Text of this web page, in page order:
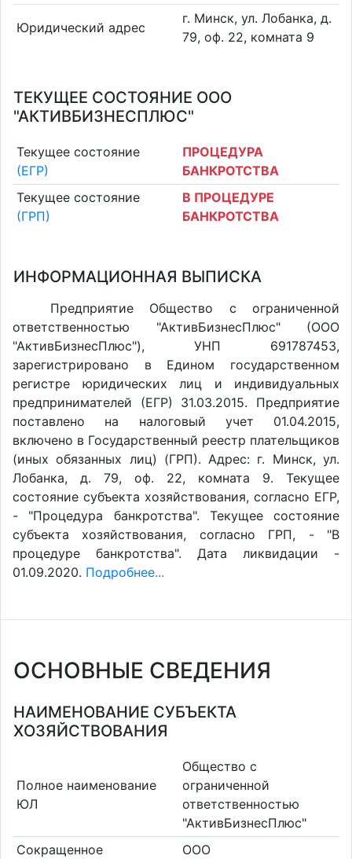
Юридический адрес
г. Минск, ул. Лобанка, д.
79, оф. 22, комната 9
ТЕКУЩЕЕ СОСТОЯНИЕ ООО
"АКТИВБИЗНЕСПЛЮС"
Текущее состояние
(ЕГР)
ПРОЦЕДУРА
БАНКРОТСТВА
Текущее состояние
(ГРП)
В ПРОЦЕДУРЕ
БАНКРОТСТВА
ИНФОРМАЦИОННАЯ ВЫПИСКА
Предприятие Общество с ограниченной
ответственностью "АктивБизнесПлюс" (ООО
"АктивБизнесПлюс"), УНП 691787453,
зарегистрировано в Едином государственном
регистре юридических лиц и индивидуальных
предпринимателей (ЕГР) 31.03.2015. Предприятие
поставлено на налоговый учет 01.04.2015,
включено в Государственный реестр плательщиков
(иных обязанных лиц) (ГРП). Адрес: г. Минск, ул.
Лобанка, д. 79, оф. 22, комната 9. Текущее
состояние субъекта хозяйствования, согласно ЕГР,
- "Процедура банкротства". Текущее состояние
субъекта хозяйствования, согласно ГРП, - "В
процедуре банкротства". Дата ликвидации -
01.09.2020. Подробнее...
ОСНОВНЫЕ СВЕДЕНИЯ
НАИМЕНОВАНИЕ СУБЪЕКТА
ХОЗЯЙСТВОВАНИЯ
Полное наименование
ЮЛ
Общество с
ограниченной
ответственностью
"АктивБизнесПлюс"
Сокращенное
ООО